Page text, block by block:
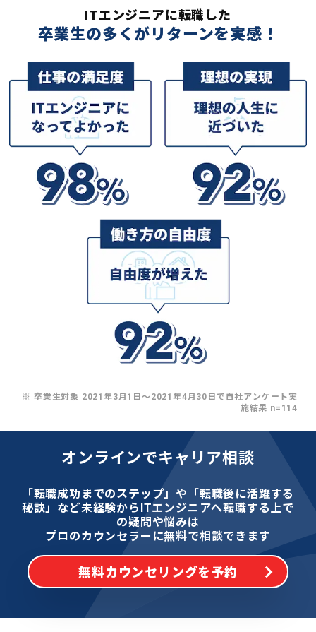
ITエンジニアに転職した
卒業生の多くがリターンを実感！
※ 卒業生対象 2021年3月1日〜2021年4月30日で自社アンケート実
施結果 n=114
オンラインでキャリア相談
「転職成功までのステップ」や「転職後に活躍する
秘訣」など未経験からITエンジニアへ転職する上で
の疑問や悩みは
プロのカウンセラーに無料で相談できます
無料カウンセリングを予約